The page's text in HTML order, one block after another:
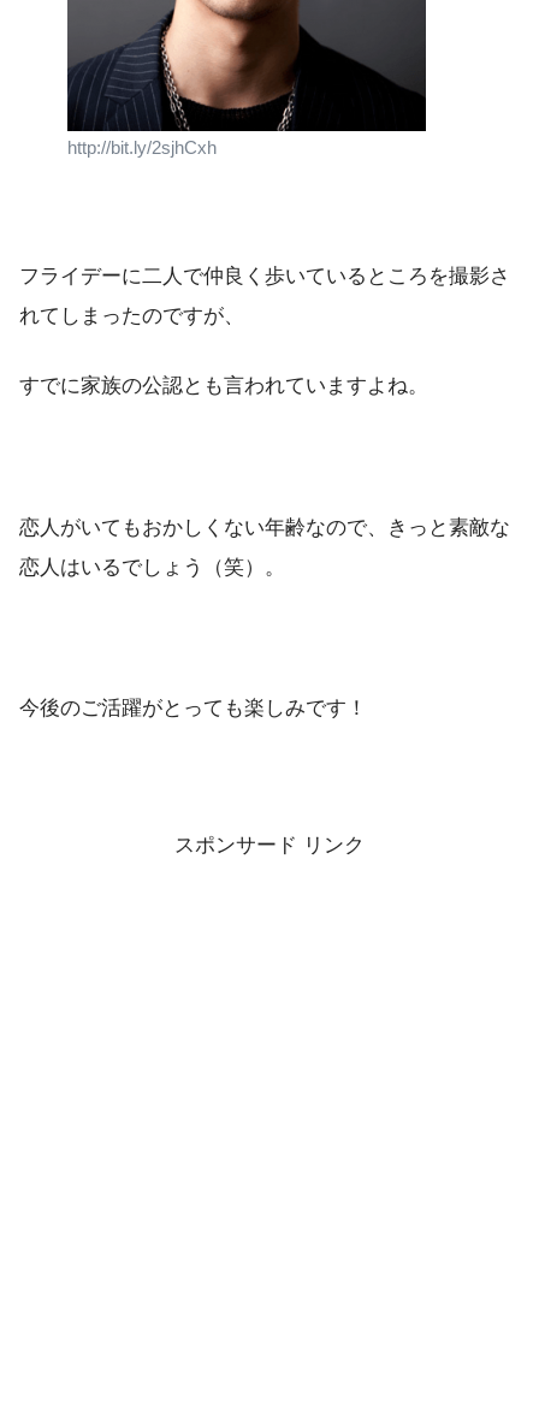
http://bit.ly/2sjhCxh
フライデーに二人で仲良く歩いているところを撮影さ
れてしまったのですが、
すでに家族の公認とも言われていますよね。
恋人がいてもおかしくない年齢なので、きっと素敵な
恋人はいるでしょう（笑）。
今後のご活躍がとっても楽しみです！
スポンサード リンク